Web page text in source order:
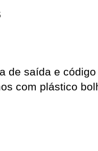
de saída e
com plástico